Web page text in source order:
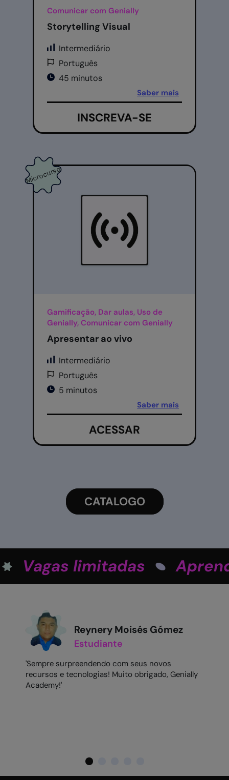
Comunicar com Genially
Storytelling Visual
Intermediário
Português
45 minutos
Saber mais
INSCREVA-SE
Microcurso
Gamificação, Dar aulas, Uso de
Genially, Comunicar com Genially
Apresentar ao vivo
Intermediário
Português
5 minutos
Saber mais
ACESSAR
CATALOGO
Vagas limitadas
Reynery Moisés Gómez
Estudiante
'Sempre surpreendendo com seus novos
recursos e tecnologias! Muito obrigado, Genially
Academy!'